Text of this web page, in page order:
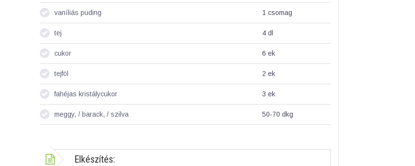
vaníliás puding 1 csomag
tej 4dl
cukor 6 ek
tejföl 2 ek
fahéjas kristálycukor 3 ek
meggy, / barack, / szilva 50-70 dkg
Elkészítés: